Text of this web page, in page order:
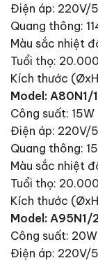
Điện áp: 220V/
Quang thông:
Màu sắc nhiệt
Tuổi thọ:
Kích thước
Model: A80N1/
Công suất: 15W
Điện áp: 220V/
Quang thông:
Màu sắc nhiệt
Tuổi thọ:
Kích thước
Model: A95N1/
Công suất: 20W
Điện áp: 220V/